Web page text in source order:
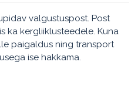
valgustuspost. Post
ka kergliiklusteedele. Kuna
paigaldus ning transport
ise hakkama.